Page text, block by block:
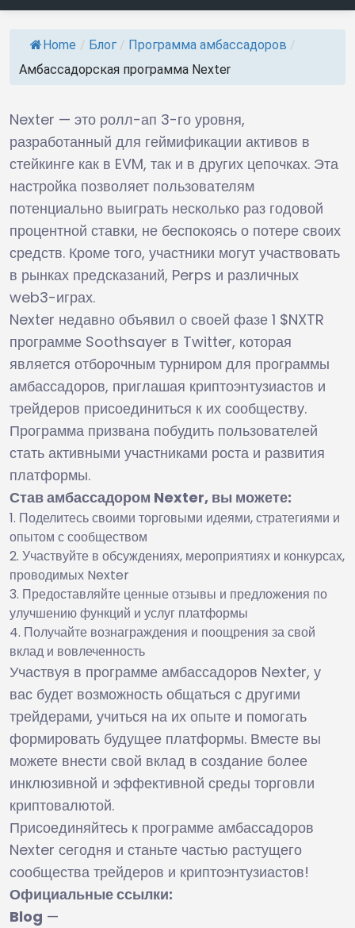
Home / Блог / Программа амбассадоров /
Амбассадорская программа Nexter
Nexter — это ролл-ап 3-го уровня,
разработанный для геймификации активов в
стейкинге как в EVM, так и в других цепочках. Эта
настройка позволяет пользователям
потенциально выиграть несколько раз годовой
процентной ставки, не беспокоясь о потере своих
средств. Кроме того, участники могут участвовать
в рынках предсказаний, Perps и различных
web3-играх.
Nexter недавно объявил о своей фазе 1 $NXTR
программе Soothsayer в Twitter, которая
является отборочным турниром для программы
амбассадоров, приглашая криптоэнтузиастов и
трейдеров присоединиться к их сообществу.
Программа призвана побудить пользователей
стать активными участниками роста и развития
платформы.
Став амбассадором Nexter, вы можете:
Поделитесь своими торговыми идеями, стратегиями и
опытом с сообществом
Участвуйте в обсуждениях, мероприятиях и конкурсах,
проводимых Nexter
Предоставляйте ценные отзывы и предложения по
улучшению функций и услуг платформы
Получайте вознаграждения и поощрения за свой
вклад и вовлеченность
Участвуя в программе амбассадоров Nexter, у
вас будет возможность общаться с другими
трейдерами, учиться на их опыте и помогать
формировать будущее платформы. Вместе вы
можете внести свой вклад в создание более
инклюзивной и эффективной среды торговли
криптовалютой.
Присоединяйтесь к программе амбассадоров
Nexter сегодня и станьте частью растущего
сообщества трейдеров и криптоэнтузиастов!
Официальные ссылки:
Blog —